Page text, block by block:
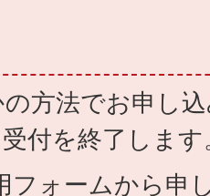
方法でお申し
付を終了します
フォームから申